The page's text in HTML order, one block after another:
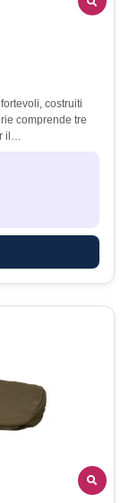
costruiti
comprende tre
il…